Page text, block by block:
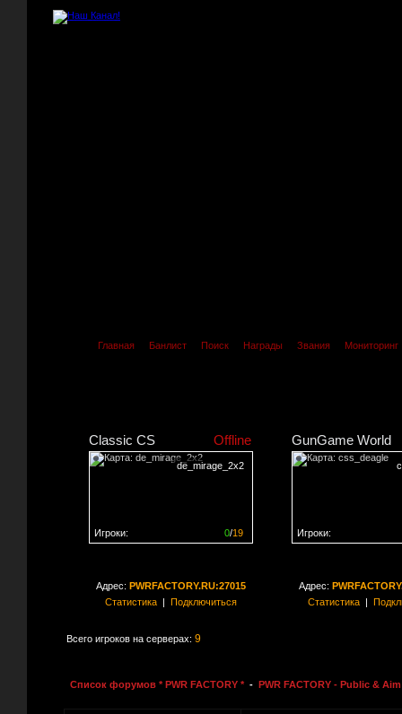
Главная Банлист Поиск Награды Звания Мониторинг
Classic CS Offline
de_mirage_2x2
0/19
Игроки:
GunGame World
Игроки:
Адрес: PWRFACTORY.RU:27015
Статистика| Подключиться
Адрес:
Статистика|
Всего игроков на серверах: 9
Список форумов * PWR FACTORY * - PWR FACTORY - Public &